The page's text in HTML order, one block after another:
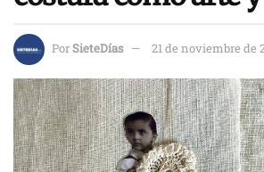
PorSieteDías 21 de noviembre de